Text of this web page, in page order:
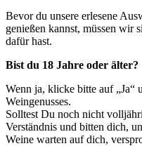
Bevor du unsere erlesene
genießen kannst, müssen wir
dafür hast.
Bist du 18 Jahre oder älter?
Wenn ja, klicke bitte auf „Ja“
Weingenusses.
Solltest Du noch nicht
Verständnis und bitten dich,
Weine warten auf dich,